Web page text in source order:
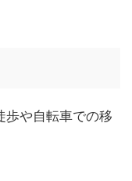
歩や自転車での移